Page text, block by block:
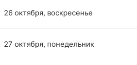
26 октября, воскресенье
27 октября, понедельник